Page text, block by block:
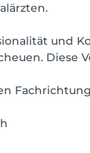
und